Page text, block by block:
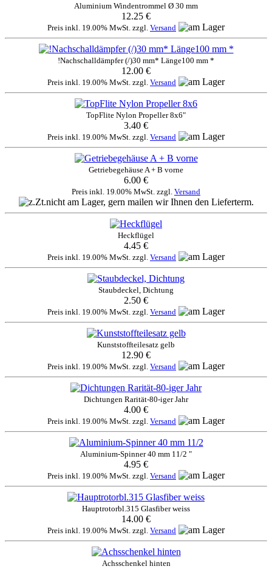
Aluminium Windentrommel Ø 30 mm
12.25 €
Preis inkl. 19.00% MwSt. zzgl. Versand
!Nachschalldämpfer (/)30 mm* Länge100 mm *
12.00 €
Preis inkl. 19.00% MwSt. zzgl. Versand
TopFlite Nylon Propeller 8x6"
3.40 €
Preis inkl. 19.00% MwSt. zzgl. Versand
Getriebegehäuse A + B vorne
6.00 €
Preis inkl. 19.00% MwSt. zzgl. Versand
Heckflügel
4.45 €
Preis inkl. 19.00% MwSt. zzgl. Versand
Staubdeckel, Dichtung
2.50 €
Preis inkl. 19.00% MwSt. zzgl. Versand
Kunststoffteilesatz gelb
12.90 €
Preis inkl. 19.00% MwSt. zzgl. Versand
Dichtungen Rarität-80-iger Jahr
4.00 €
Preis inkl. 19.00% MwSt. zzgl. Versand
Aluminium-Spinner 40 mm 11/2 "
4.95 €
Preis inkl. 19.00% MwSt. zzgl. Versand
Hauptrotorbl.315 Glasfiber weiss
14.00 €
Preis inkl. 19.00% MwSt. zzgl. Versand
Achsschenkel hinten